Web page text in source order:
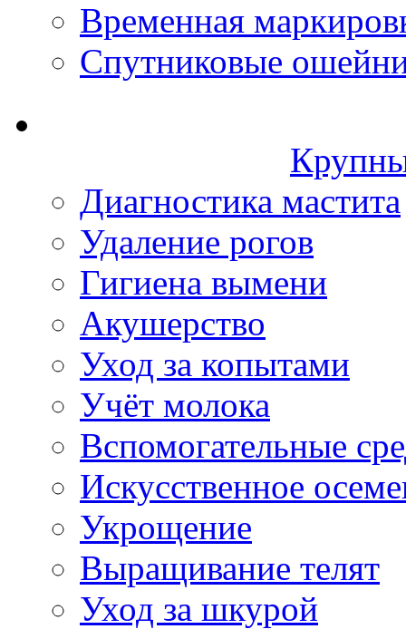
Временная
Спутниковые
Диагностика мастита
Удаление рогов
Гигиена вымени
Акушерство
Уход за копытами
Учёт молока
Вспомогательные
Искусственное
Укрощение
Выращивание телят
Уход за шкурой